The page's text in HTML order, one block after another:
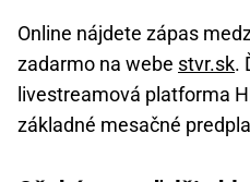
Online nájdete zápas
zadarmo na webe stvr.sk.
livestreamová platforma
základné mesačné